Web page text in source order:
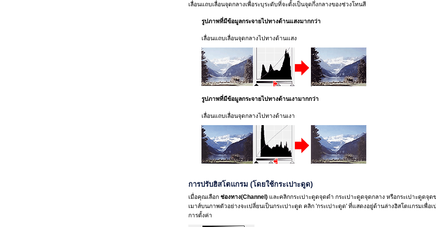
เลื่อนแถบเลื่อนจุดกลางเพื่อระบุระดับที่จะตั้งเป็นจุดกึ่งกลางของช่วงโทนสี
รูปภาพที่มีข้อมูลกระจายไปทางด้านแสงมากกว่า
เลื่อนแถบเลื่อนจุดกลางไปทางด้านแสง
รูปภาพที่มีข้อมูลกระจายไปทางด้านเงามากกว่า
เลื่อนแถบเลื่อนจุดกลางไปทางด้านเงา
การปรับฮิสโตแกรม (โดยใช้กระเปาะดูด)
เมื่อคุณเลือก ช่องทาง(Channel) และคลิกกระเปาะดูดจุดดำ กระเปาะดูดจุดกลาง หรือกระเปาะดูดจุด
เมาส์บนภาพตัวอย่างจะเปลี่ยนเป็นกระเปาะดูด คลิก 'กระเปาะดูด' ที่แสดงอยู่ด้านล่างฮิสโตแกรมเพื่อเ
การตั้งค่า